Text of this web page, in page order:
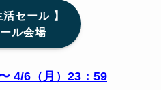
活セール 】
ル会場
4/6（月）23：59